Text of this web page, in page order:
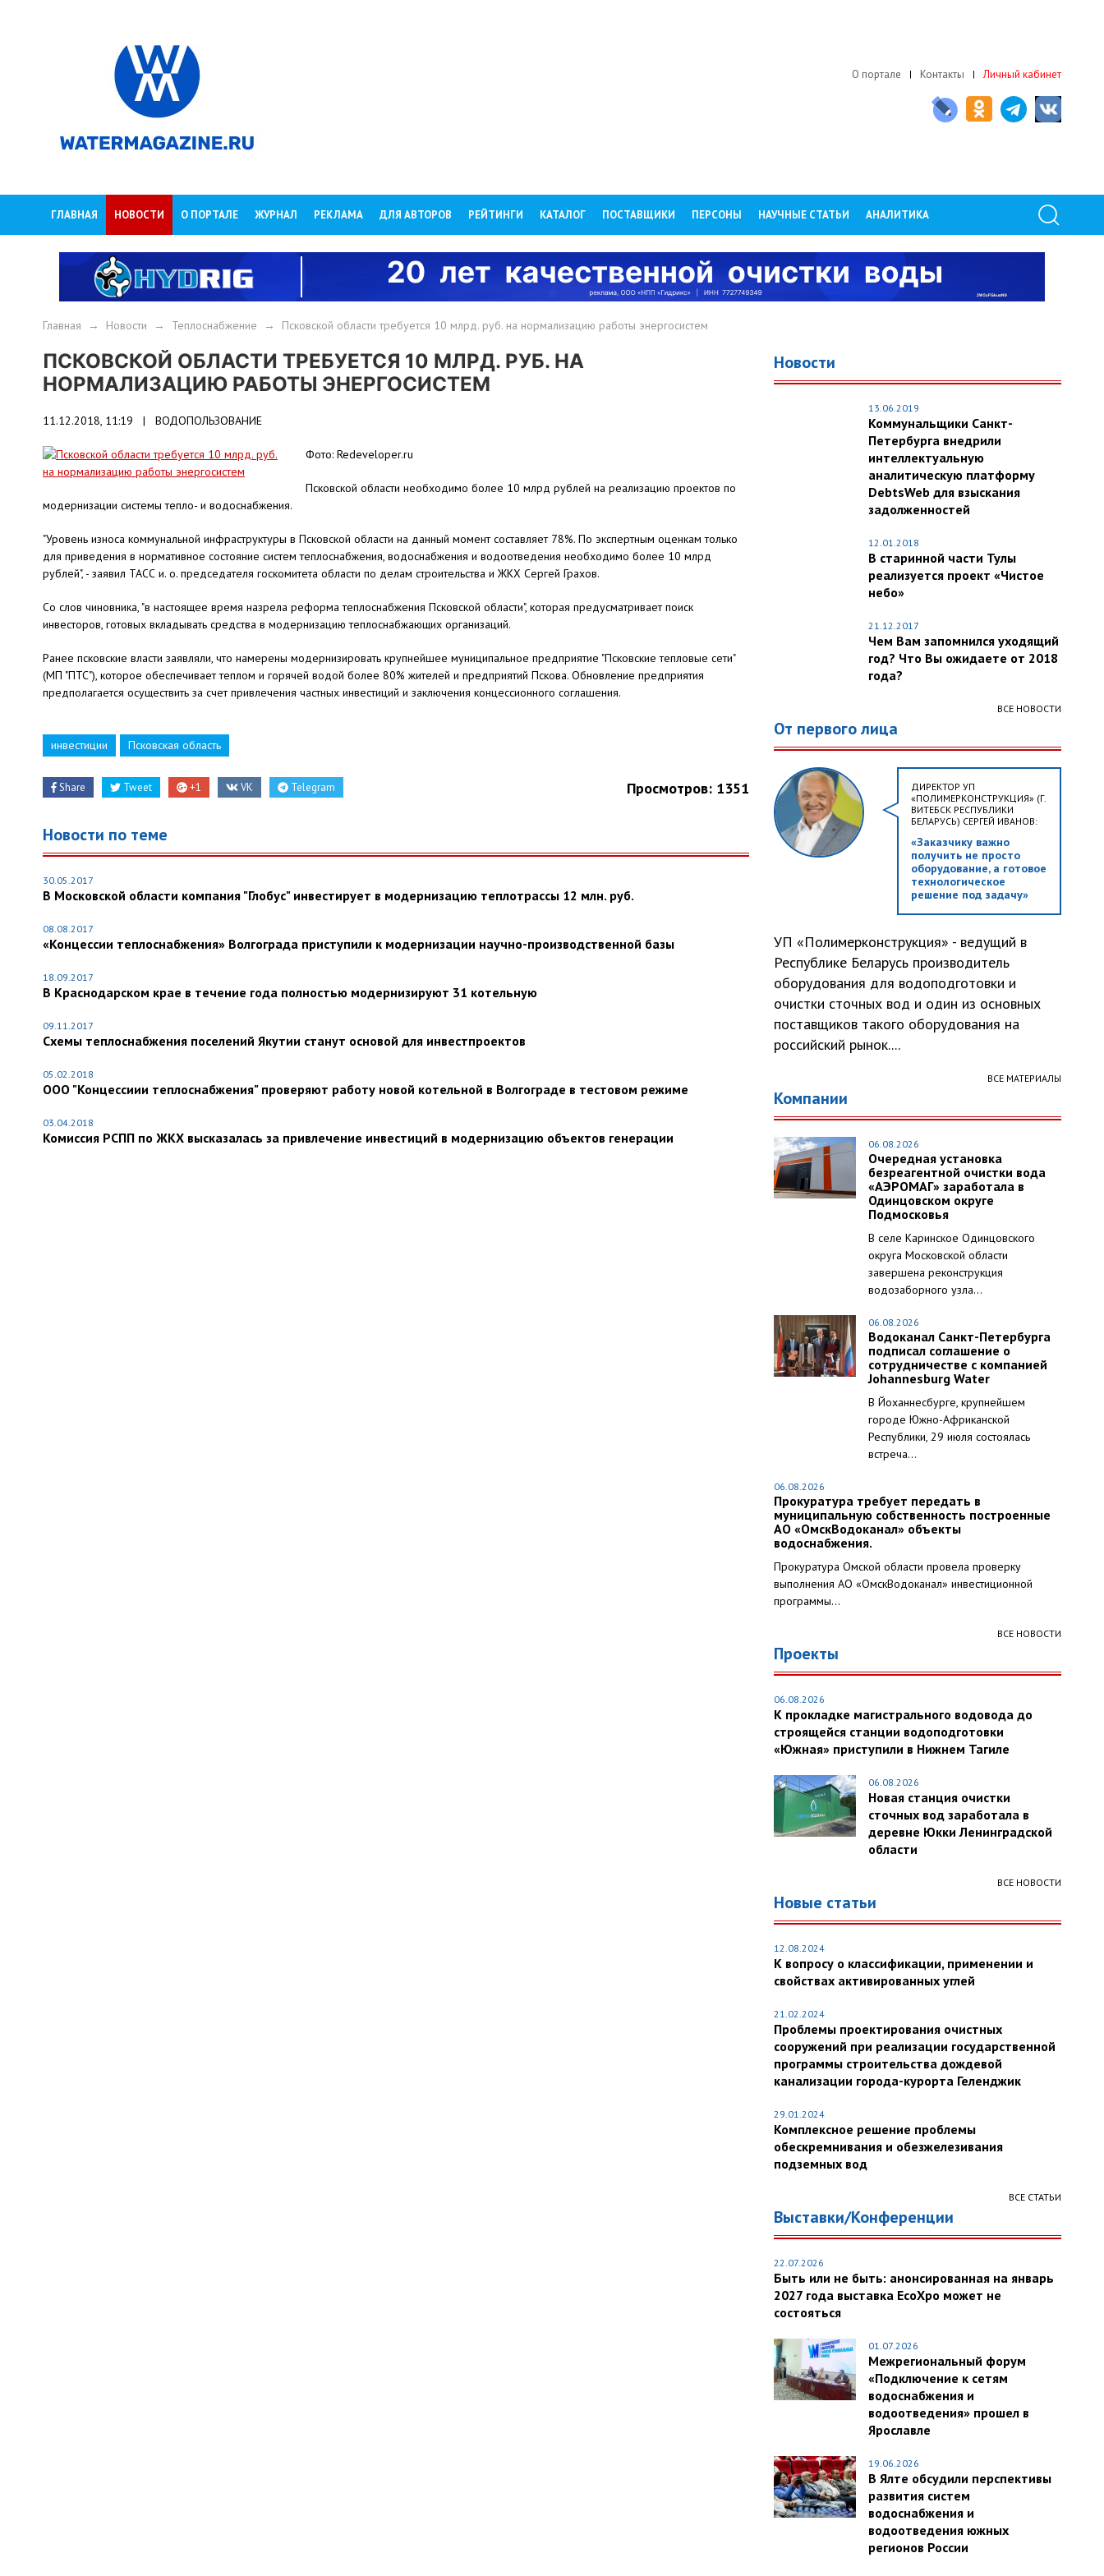
О портале Контакты Личный кабинет
ГЛАВНАЯ НОВОСТИ О ПОРТАЛЕ ЖУРНАЛ РЕКЛАМА ДЛЯ АВТОРОВ РЕЙТИНГИ КАТАЛОГ ПОСТАВЩИКИ ПЕРСОНЫ НАУЧНЫЕ СТАТЬИ АНАЛИТИКА
Главная → Новости → Теплоснабжение → Псковской области требуется 10 млрд. руб. на нормализацию работы энергосистем
ПСКОВСКОЙ ОБЛАСТИ ТРЕБУЕТСЯ 10 МЛРД. РУБ. НА
НОРМАЛИЗАЦИЮ РАБОТЫ ЭНЕРГОСИСТЕМ
11.12.2018, 11:19 | ВОДОПОЛЬЗОВАНИЕ
Фото: Redeveloper.ru
Псковской области необходимо более 10 млрд рублей на реализацию проектов по
модернизации системы тепло- и водоснабжения.
"Уровень износа коммунальной инфраструктуры в Псковской области на данный момент составляет 78%. По экспертным оценкам только
для приведения в нормативное состояние систем теплоснабжения, водоснабжения и водоотведения необходимо более 10 млрд
рублей", - заявил ТАСС и. о. председателя госкомитета области по делам строительства и ЖКХ Сергей Грахов.
Со слов чиновника, "в настоящее время назрела реформа теплоснабжения Псковской области", которая предусматривает поиск
инвесторов, готовых вкладывать средства в модернизацию теплоснабжающих организаций.
Ранее псковские власти заявляли, что намерены модернизировать крупнейшее муниципальное предприятие "Псковские тепловые сети"
(МП "ПТС"), которое обеспечивает теплом и горячей водой более 80% жителей и предприятий Пскова. Обновление предприятия
предполагается осуществить за счет привлечения частных инвестиций и заключения концессионного соглашения.
инвестиции Псковская область
Share Tweet +1 VK Telegram Просмотров: 1351
Новости по теме
30.05.2017
В Московской области компания "Глобус" инвестирует в модернизацию теплотрассы 12 млн. руб.
08.08.2017
«Концессии теплоснабжения» Волгограда приступили к модернизации научно-производственной базы
18.09.2017
В Краснодарском крае в течение года полностью модернизируют 31 котельную
09.11.2017
Схемы теплоснабжения поселений Якутии станут основой для инвестпроектов
05.02.2018
ООО "Концессиии теплоснабжения" проверяют работу новой котельной в Волгограде в тестовом режиме
03.04.2018
Комиссия РСПП по ЖКХ высказалась за привлечение инвестиций в модернизацию объектов генерации
Новости
13.06.2019
Коммунальщики Санкт-
Петербурга внедрили
интеллектуальную
аналитическую платформу
DebtsWeb для взыскания
задолженностей
12.01.2018
В старинной части Тулы
реализуется проект «Чистое
небо»
21.12.2017
Чем Вам запомнился уходящий
год? Что Вы ожидаете от 2018
года?
ВСЕ НОВОСТИ
От первого лица
ДИРЕКТОР УП
«ПОЛИМЕРКОНСТРУКЦИЯ» (Г.
ВИТЕБСК РЕСПУБЛИКИ
БЕЛАРУСЬ) СЕРГЕЙ ИВАНОВ:
«Заказчику важно
получить не просто
оборудование, а готовое
технологическое
решение под задачу»
УП «Полимерконструкция» - ведущий в
Республике Беларусь производитель
оборудования для водоподготовки и
очистки сточных вод и один из основных
поставщиков такого оборудования на
российский рынок....
ВСЕ МАТЕРИАЛЫ
Компании
06.08.2026
Очередная установка
безреагентной очистки вода
«АЭРОМАГ» заработала в
Одинцовском округе
Подмосковья
В селе Каринское Одинцовского
округа Московской области
завершена реконструкция
водозаборного узла...
06.08.2026
Водоканал Санкт-Петербурга
подписал соглашение о
сотрудничестве с компанией
Johannesburg Water
В Йоханнесбурге, крупнейшем
городе Южно-Африканской
Республики, 29 июля состоялась
встреча...
06.08.2026
Прокуратура требует передать в
муниципальную собственность построенные
АО «ОмскВодоканал» объекты
водоснабжения.
Прокуратура Омской области провела проверку
выполнения АО «ОмскВодоканал» инвестиционной
программы...
ВСЕ НОВОСТИ
Проекты
06.08.2026
К прокладке магистрального водовода до
строящейся станции водоподготовки
«Южная» приступили в Нижнем Тагиле
06.08.2026
Новая станция очистки
сточных вод заработала в
деревне Юкки Ленинградской
области
ВСЕ НОВОСТИ
Новые статьи
12.08.2024
К вопросу о классификации, применении и
свойствах активированных углей
21.02.2024
Проблемы проектирования очистных
сооружений при реализации государственной
программы строительства дождевой
канализации города-курорта Геленджик
29.01.2024
Комплексное решение проблемы
обескремнивания и обезжелезивания
подземных вод
ВСЕ СТАТЬИ
Выставки/Конференции
22.07.2026
Быть или не быть: анонсированная на январь
2027 года выставка EcoXpo может не
состояться
01.07.2026
Межрегиональный форум
«Подключение к сетям
водоснабжения и
водоотведения» прошел в
Ярославле
19.06.2026
В Ялте обсудили перспективы
развития систем
водоснабжения и
водоотведения южных
регионов России